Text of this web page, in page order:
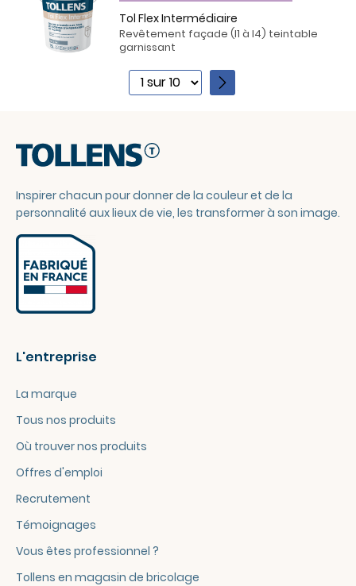
Tol Flex Intermédiaire
Revêtement façade (I1 à I4) teintable
garnissant
1
2
7
8
Inspirer chacun pour donner de la couleur et de la
personnalité aux lieux de vie, les transformer à son image.
L'entreprise
La marque
Tous nos produits
Où trouver nos produits
Offres d'emploi
Recrutement
Témoignages
Vous êtes professionnel ?
Tollens en magasin de bricolage